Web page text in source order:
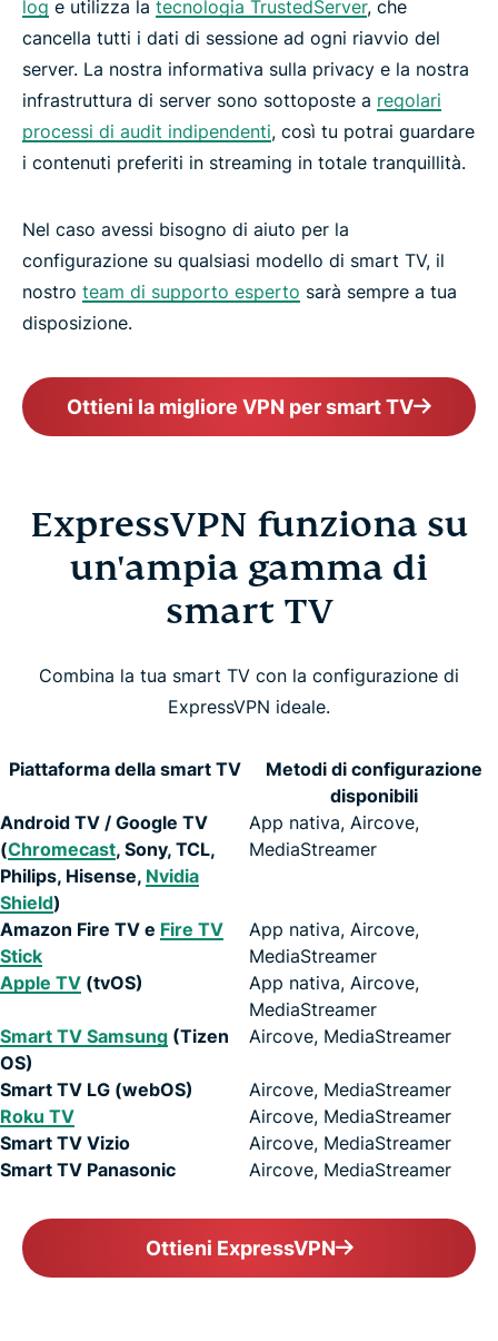
log e utilizza la tecnologia TrustedServer, che
cancella tutti i dati di sessione ad ogni riavvio del
server. La nostra informativa sulla privacy e la nostra
infrastruttura di server sono sottoposte a regolari
processi di audit indipendenti, così tu potrai guardare
i contenuti preferiti in streaming in totale tranquillità.
Nel caso avessi bisogno di aiuto per la
configurazione su qualsiasi modello di smart TV, il
nostro team di supporto esperto sarà sempre a tua
disposizione.
Ottieni la migliore VPN per smart TV
ExpressVPN funziona su
un'ampia gamma di
smart TV
Combina la tua smart TV con la configurazione di
ExpressVPN ideale.
Piattaforma della smart TV
Metodi di configurazione
disponibili
Android TV / Google TV
(Chromecast, Sony, TCL,
Philips, Hisense, Nvidia
Shield)
App nativa, Aircove,
MediaStreamer
Amazon Fire TV e Fire TV
Stick
App nativa, Aircove,
MediaStreamer
Apple TV (tvOS)
App nativa, Aircove,
MediaStreamer
Smart TV Samsung (Tizen
OS)
Aircove, MediaStreamer
Smart TV LG (webOS)
Aircove, MediaStreamer
Roku TV
Aircove, MediaStreamer
Smart TV Vizio
Aircove, MediaStreamer
Smart TV Panasonic
Aircove, MediaStreamer
Ottieni ExpressVPN